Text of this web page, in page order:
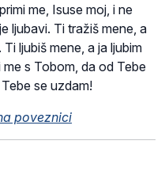
me, Isuse moj, i ne
ljubavi. Ti tražiš mene, a
ljubiš mene, a ja ljubim
s Tobom, da od Tebe
se uzdam!
poveznici